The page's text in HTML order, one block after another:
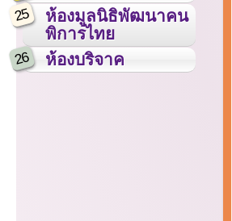
25
ห้องมูลนิธิพัฒนาคน
พิการไทย
26 ห้องบริจาค